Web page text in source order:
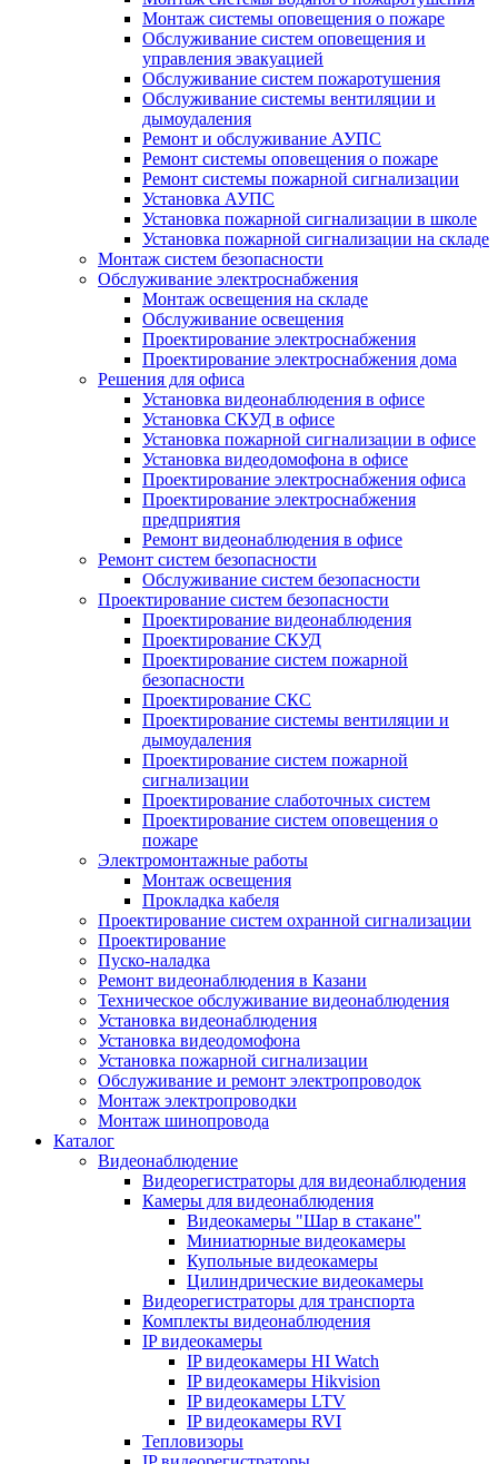
Монтаж системы оповещения о пожаре
Обслуживание систем оповещения и
управления эвакуацией
Обслуживание систем пожаротушения
Обслуживание системы вентиляции и
дымоудаления
Ремонт и обслуживание АУПС
Ремонт системы оповещения о пожаре
Ремонт системы пожарной сигнализации
Установка АУПС
Установка пожарной сигнализации в школе
Установка пожарной сигнализации на складе
Монтаж систем безопасности
Обслуживание электроснабжения
Монтаж освещения на складе
Обслуживание освещения
Проектирование электроснабжения
Проектирование электроснабжения дома
Решения для офиса
Установка видеонаблюдения в офисе
Установка СКУД в офисе
Установка пожарной сигнализации в офисе
Установка видеодомофона в офисе
Проектирование электроснабжения офиса
Проектирование электроснабжения
предприятия
Ремонт видеонаблюдения в офисе
Ремонт систем безопасности
Обслуживание систем безопасности
Проектирование систем безопасности
Проектирование видеонаблюдения
Проектирование СКУД
Проектирование систем пожарной
безопасности
Проектирование СКС
Проектирование системы вентиляции и
дымоудаления
Проектирование систем пожарной
сигнализации
Проектирование слаботочных систем
Проектирование систем оповещения о
пожаре
Электромонтажные работы
Монтаж освещения
Прокладка кабеля
Проектирование систем охранной сигнализации
Проектирование
Пуско-наладка
Ремонт видеонаблюдения в Казани
Техническое обслуживание видеонаблюдения
Установка видеонаблюдения
Установка видеодомофона
Установка пожарной сигнализации
Обслуживание и ремонт электропроводок
Монтаж электропроводки
Монтаж шинопровода
Каталог
Видеонаблюдение
Видеорегистраторы для видеонаблюдения
Камеры для видеонаблюдения
Видеокамеры "Шар в стакане"
Миниатюрные видеокамеры
Купольные видеокамеры
Цилиндрические видеокамеры
Видеорегистраторы для транспорта
Комплекты видеонаблюдения
IP видеокамеры
IP видеокамеры HI Watch
IP видеокамеры Hikvision
IP видеокамеры LTV
IP видеокамеры RVI
Тепловизоры